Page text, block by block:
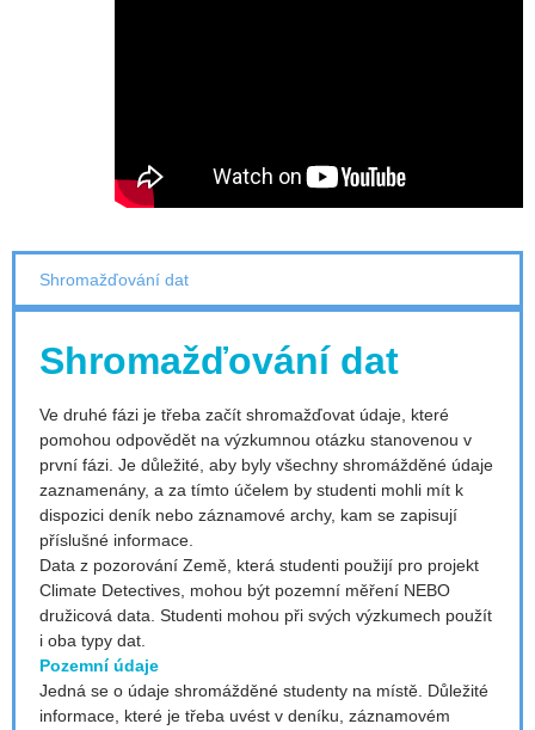
Shromažďování dat
Shromažďování dat
Ve druhé fázi je třeba začít shromažďovat údaje, které
pomohou odpovědět na výzkumnou otázku stanovenou v
první fázi. Je důležité, aby byly všechny shromážděné údaje
zaznamenány, a za tímto účelem by studenti mohli mít k
dispozici deník nebo záznamové archy, kam se zapisují
příslušné informace.
Data z pozorování Země, která studenti použijí pro projekt
Climate Detectives, mohou být pozemní měření NEBO
družicová data. Studenti mohou při svých výzkumech použít
i oba typy dat.
Pozemní údaje
Jedná se o údaje shromážděné studenty na místě. Důležité
informace, které je třeba uvést v deníku, záznamovém